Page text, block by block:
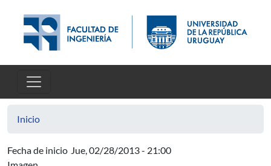
Inicio
Fecha de inicio Jue, 02/28/2013 - 21:00